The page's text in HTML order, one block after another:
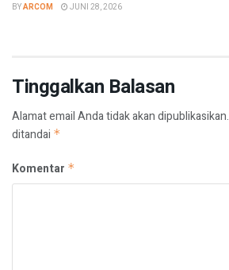
BYARCOM JUNI 28, 2026
Tinggalkan Balasan
Alamat email Anda tidak akan dipublikasikan.
ditandai *
Komentar *